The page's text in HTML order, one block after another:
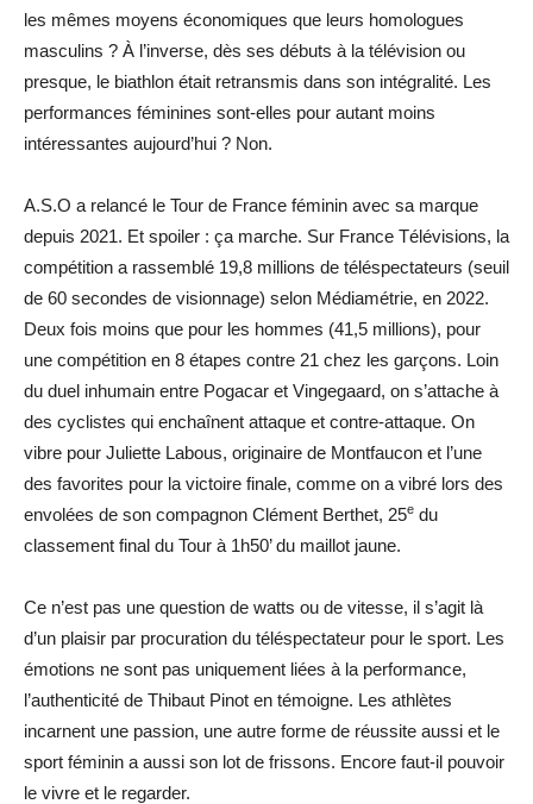
les mêmes moyens économiques que leurs homologues
masculins ? À l’inverse, dès ses débuts à la télévision ou
presque, le biathlon était retransmis dans son intégralité. Les
performances féminines sont-elles pour autant moins
intéressantes aujourd’hui ? Non.
A.S.O a relancé le Tour de France féminin avec sa marque
depuis 2021. Et spoiler : ça marche. Sur France Télévisions, la
compétition a rassemblé 19,8 millions de téléspectateurs (seuil
de 60 secondes de visionnage) selon Médiamétrie, en 2022.
Deux fois moins que pour les hommes (41,5 millions), pour
une compétition en 8 étapes contre 21 chez les garçons. Loin
du duel inhumain entre Pogacar et Vingegaard, on s’attache à
des cyclistes qui enchaînent attaque et contre-attaque. On
vibre pour Juliette Labous, originaire de Montfaucon et l’une
des favorites pour la victoire finale, comme on a vibré lors des
envolées de son compagnon Clément Berthet, 25e du
classement final du Tour à 1h50’ du maillot jaune.
Ce n’est pas une question de watts ou de vitesse, il s’agit là
d’un plaisir par procuration du téléspectateur pour le sport. Les
émotions ne sont pas uniquement liées à la performance,
l’authenticité de Thibaut Pinot en témoigne. Les athlètes
incarnent une passion, une autre forme de réussite aussi et le
sport féminin a aussi son lot de frissons. Encore faut-il pouvoir
le vivre et le regarder.